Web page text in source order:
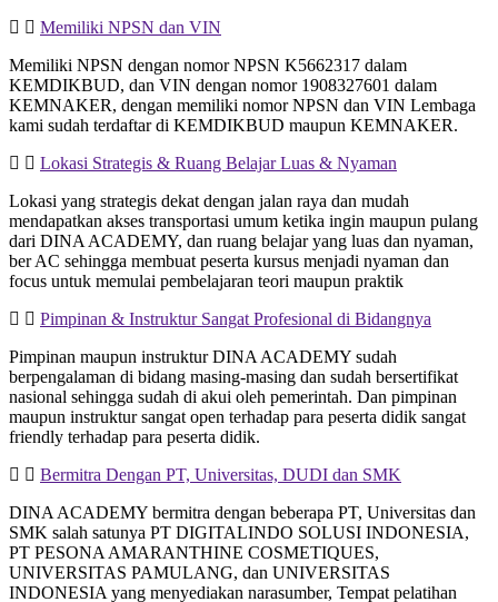
Memiliki NPSN dan VIN
Memiliki NPSN dengan nomor NPSN K5662317 dalam
KEMDIKBUD, dan VIN dengan nomor 1908327601 dalam
KEMNAKER, dengan memiliki nomor NPSN dan VIN Lembaga
kami sudah terdaftar di KEMDIKBUD maupun KEMNAKER.
Lokasi Strategis & Ruang Belajar Luas & Nyaman
Lokasi yang strategis dekat dengan jalan raya dan mudah
mendapatkan akses transportasi umum ketika ingin maupun pulang
dari DINA ACADEMY, dan ruang belajar yang luas dan nyaman,
ber AC sehingga membuat peserta kursus menjadi nyaman dan
focus untuk memulai pembelajaran teori maupun praktik
Pimpinan & Instruktur Sangat Profesional di Bidangnya
Pimpinan maupun instruktur DINA ACADEMY sudah
berpengalaman di bidang masing-masing dan sudah bersertifikat
nasional sehingga sudah di akui oleh pemerintah. Dan pimpinan
maupun instruktur sangat open terhadap para peserta didik sangat
friendly terhadap para peserta didik.
Bermitra Dengan PT, Universitas, DUDI dan SMK
DINA ACADEMY bermitra dengan beberapa PT, Universitas dan
SMK salah satunya PT DIGITALINDO SOLUSI INDONESIA,
PT PESONA AMARANTHINE COSMETIQUES,
UNIVERSITAS PAMULANG, dan UNIVERSITAS
INDONESIA yang menyediakan narasumber, Tempat pelatihan